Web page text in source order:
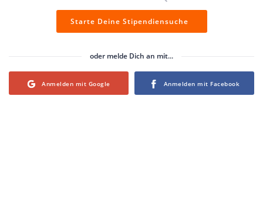
Starte Deine Stipendiensuche
oder melde Dich an mit...
Login with Google Login with Facebook